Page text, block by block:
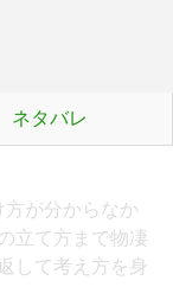
ネタバレ
が分からなか
立て方まで物凄
して考え方を身